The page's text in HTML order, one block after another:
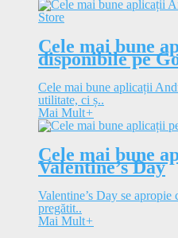
Cele mai bune
disponibile pe
Cele mai bune aplicații
utilitate, ci ș..
Mai Mult+
Cele mai bune
Valentine’s Day
Valentine’s Day se
pregătit..
Mai Mult+